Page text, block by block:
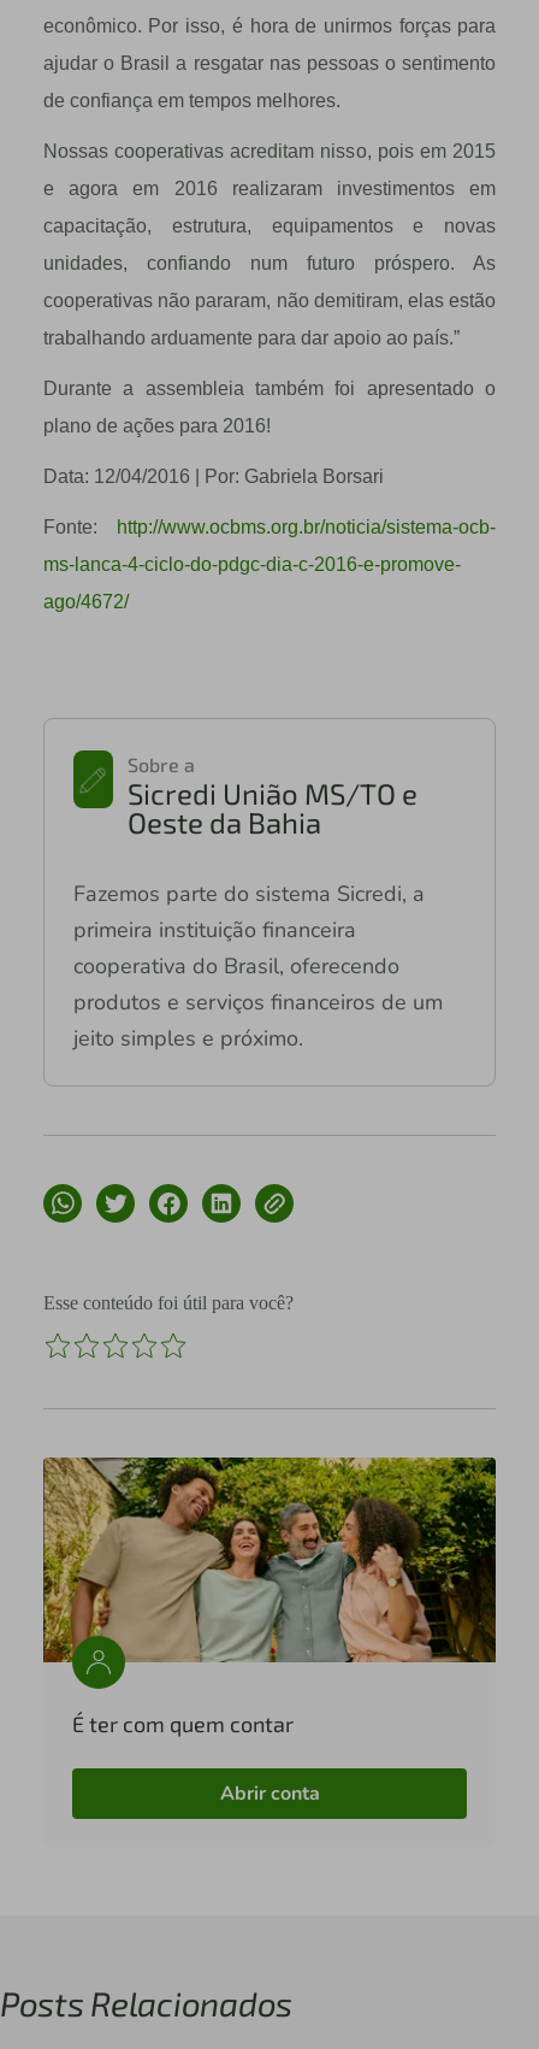
econômico. Por isso, é hora de unirmos forças para
ajudar o Brasil a resgatar nas pessoas o sentimento
de confiança em tempos melhores.
Nossas cooperativas acreditam nisso, pois em 2015
e agora em 2016 realizaram investimentos em
capacitação, estrutura, equipamentos e novas
unidades, confiando num futuro próspero. As
cooperativas não pararam, não demitiram, elas estão
trabalhando arduamente para dar apoio ao país.”
Durante a assembleia também foi apresentado o
plano de ações para 2016!
Data: 12/04/2016 | Por: Gabriela Borsari
Fonte:
http://www.ocbms.org.br/noticia/sistema-ocb-
ms-lanca-4-ciclo-do-pdgc-dia-c-2016-e-promove-
ago/4672/
Sobre a
Sicredi União MS/TO e
Oeste da Bahia
Fazemos parte do sistema Sicredi, a
primeira instituição financeira
cooperativa do Brasil, oferecendo
produtos e serviços financeiros de um
jeito simples e próximo.
Esse conteúdo foi útil para você?
É ter com quem contar
Abrir conta
Posts Relacionados